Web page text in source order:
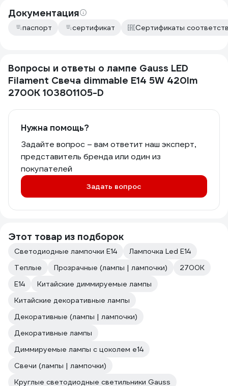
Документация
паспорт сертификат Сертификаты
Вопросы и ответы о лампе Gauss LED
Filament Свеча dimmable E14 5W 420lm
2700К 103801105-D
Нужна помощь?
Задайте вопрос – вам ответит наш эксперт,
представитель бренда или один из
покупателей
Задать вопрос
Этот товар из подборок
Светодиодные лампочки E14
Лампочка Led E14
Теплые
Прозрачные (лампы | лампочки)
2700К
Е14
Китайские диммируемые лампы
Китайские декоративные лампы
Декоративные (лампы | лампочки)
Декоративные лампы
Диммируемые лампы с цоколем e14
Свечи (лампы | лампочки)
Круглые светодиодные светильники Gauss